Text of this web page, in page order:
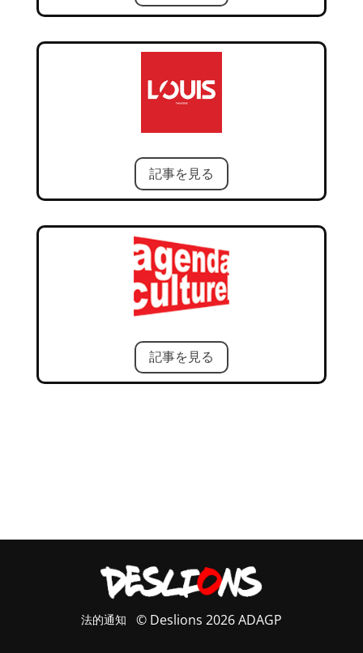
記事を見る
記事を見る
法的通知